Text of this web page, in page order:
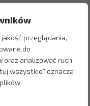
przeglądania,
do
oraz analizować ruch
wszystkie” oznacza